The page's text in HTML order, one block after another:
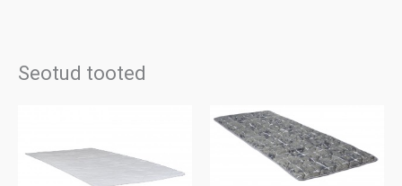
Seotud tooted